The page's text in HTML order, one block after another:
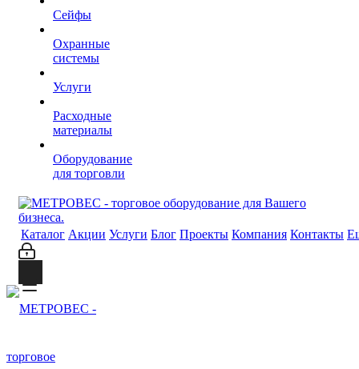
Сейфы
Охранные
системы
Услуги
Расходные
материалы
Оборудование
для торговли
Каталог Акции Услуги Блог Проекты Компания Контакты